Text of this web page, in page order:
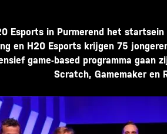
Esports in Purmerend het
en H20 Esports krijgen 75
game-based programma gaan
Scratch, Gamemaker en